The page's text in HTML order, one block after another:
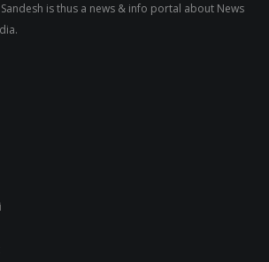
is thus a news & info portal about News